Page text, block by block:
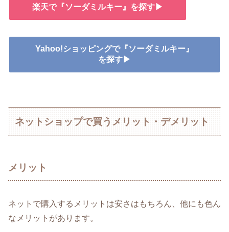
楽天で『ソーダミルキー』を探す▶
Yahoo!ショッピングで『ソーダミルキー』
を探す▶
ネットショップで買うメリット・デメリット
メリット
ネットで購入するメリットは安さはもちろん、他にも色ん
なメリットがあります。